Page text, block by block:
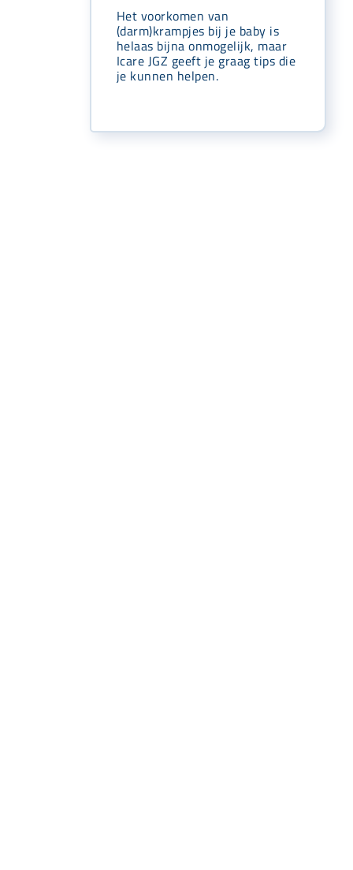
Het voorkomen van
(darm)krampjes bij je baby is
helaas bijna onmogelijk, maar
Icare JGZ geeft je graag tips die
je kunnen helpen.